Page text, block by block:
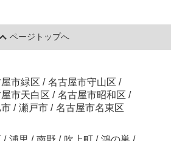
ページトップへ
市緑区 / 名古屋市守山区 /
市天白区 / 名古屋市昭和区 /
/ 瀬戸市 / 名古屋市名東区